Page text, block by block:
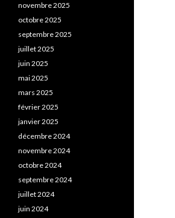
novembre 2025
octobre 2025
septembre 2025
juillet 2025
juin 2025
mai 2025
mars 2025
février 2025
janvier 2025
décembre 2024
novembre 2024
octobre 2024
septembre 2024
juillet 2024
juin 2024